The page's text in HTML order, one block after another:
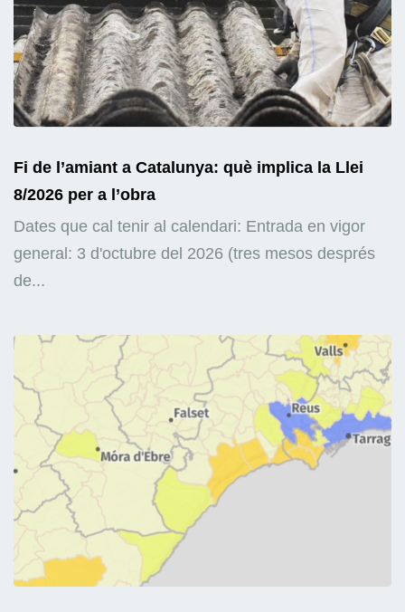
Fi de l’amiant a Catalunya: què implica la Llei
8/2026 per a l’obra
Dates que cal tenir al calendari: Entrada en vigor
general: 3 d'octubre del 2026 (tres mesos després
de...